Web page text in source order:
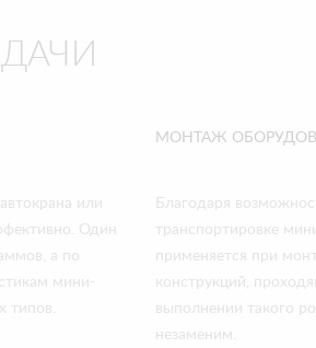
или
Один
а по
мини-
типов.
МОНТАЖ
Благодаря
транспортировке
применяется при
конструкций,
выполнении такого
незаменим.